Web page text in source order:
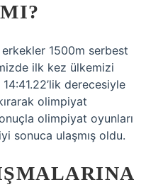
1500m serbest
ilk kez ülkemizi
derecesiyle
olimpiyat
olimpiyat oyunları
sonuca ulaşmış oldu.